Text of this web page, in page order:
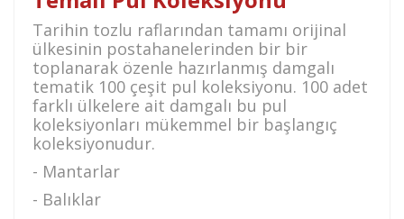
Tarihin tozlu raflarından tamamı orijinal
ülkesinin postahanelerinden bir bir
toplanarak özenle hazırlanmış damgalı
tematik 100 çeşit pul koleksiyonu. 100 adet
farklı ülkelere ait damgalı bu pul
koleksiyonları mükemmel bir başlangıç
koleksiyonudur.
- Mantarlar
- Balıklar